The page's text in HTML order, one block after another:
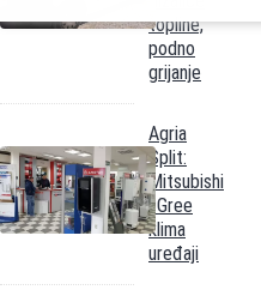
topline,
podno
grijanje
Agria
Split:
Mitsubishi
i Gree
klima
uređaji